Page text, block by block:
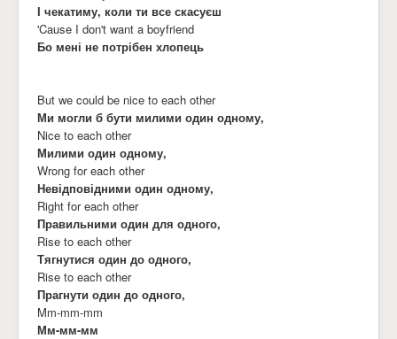
І чекатиму, коли ти все скасуєш
'Cause I don't want a boyfriend
Бо мені не потрібен хлопець
But we could be nice to each other
Ми могли б бути милими один одному,
Nice to each other
Милими один одному,
Wrong for each other
Невідповідними один одному,
Right for each other
Правильними один для одного,
Rise to each other
Тягнутися один до одного,
Rise to each other
Прагнути один до одного,
Mm-mm-mm
Мм-мм-мм